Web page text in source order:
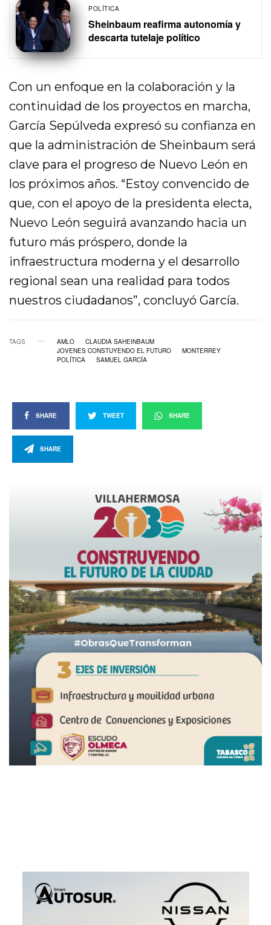
POLÍTICA
Sheinbaum reafirma autonomía y
descarta tutelaje político
Con un enfoque en la colaboración y la
continuidad de los proyectos en marcha,
García Sepúlveda expresó su confianza en
que la administración de Sheinbaum será
clave para el progreso de Nuevo León en
los próximos años. “Estoy convencido de
que, con el apoyo de la presidenta electa,
Nuevo León seguirá avanzando hacia un
futuro más próspero, donde la
infraestructura moderna y el desarrollo
regional sean una realidad para todos
nuestros ciudadanos”, concluyó García.
TAGS AMLO
CLAUDIA SAHEINBAUM
JOVENES CONSTUYENDO EL FUTURO
MONTERREY
POLÍTICA
SAMUEL GARCÍA
SHARE TWEET SHARE
SHARE